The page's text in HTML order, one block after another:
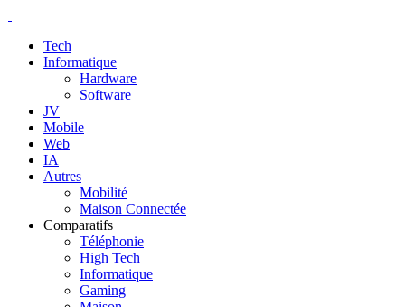
Tech
Informatique
Hardware
Software
JV
Mobile
Web
IA
Autres
Mobilité
Maison Connectée
Comparatifs
Téléphonie
High Tech
Informatique
Gaming